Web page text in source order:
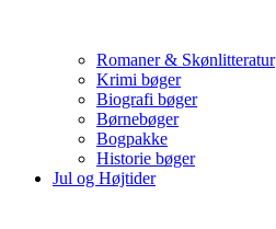
Romaner & Skønlitteratur
Krimi bøger
Biografi bøger
Børnebøger
Bogpakke
Historie bøger
Jul og Højtider